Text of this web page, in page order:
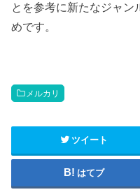
とを参考に新たなジャン
めです。
メルカリ
ツイート
はてブ